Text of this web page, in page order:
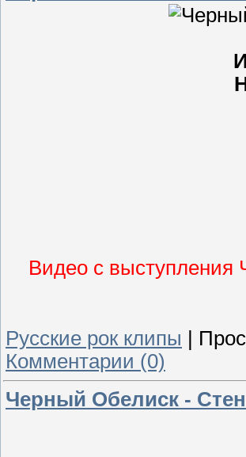
Видео с
Русские рок клипы
Комментарии (0)
Черный Обелиск -